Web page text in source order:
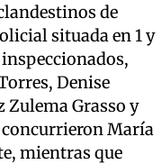
de
situada en 1 y
Denise
Zulema Grasso y
María
mientras que